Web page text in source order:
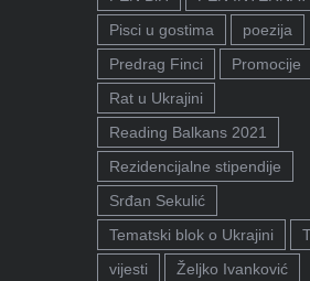
Pisci u gostima
poezija
Predrag Finci
Promocije
Rat u Ukrajini
Reading Balkans 2021
Rezidencijalne stipendije
Srđan Sekulić
Tematski blok o Ukrajini
vijesti
Željko Ivanković